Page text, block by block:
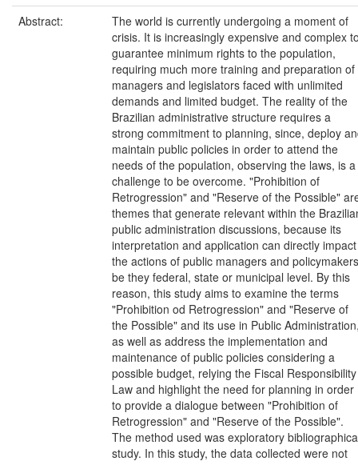
Abstract:
The world is currently undergoing a moment of
crisis. It is increasingly expensive and complex
guarantee minimum rights to the population,
requiring much more training and preparation of
managers and legislators faced with unlimited
demands and limited budget. The reality of the
Brazilian administrative structure requires a
strong commitment to planning, since, deploy
maintain public policies in order to attend the
needs of the population, observing the laws, is a
challenge to be overcome. "Prohibition of
Retrogression" and "Reserve of the Possible"
themes that generate relevant within the
public administration discussions, because its
interpretation and application can directly impact
the actions of public managers and
be they federal, state or municipal level. By this
reason, this study aims to examine the terms
"Prohibition od Retrogression" and "Reserve of
the Possible" and its use in Public
as well as address the implementation and
maintenance of public policies considering a
possible budget, relying the Fiscal Responsibility
Law and highlight the need for planning in order
to provide a dialogue between "Prohibition of
Retrogression" and "Reserve of the Possible".
The method used was exploratory
study. In this study, the data collected were not